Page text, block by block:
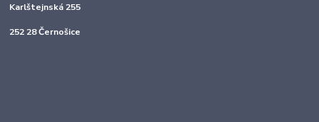
Karlštejnská 255
252 28 Černošice